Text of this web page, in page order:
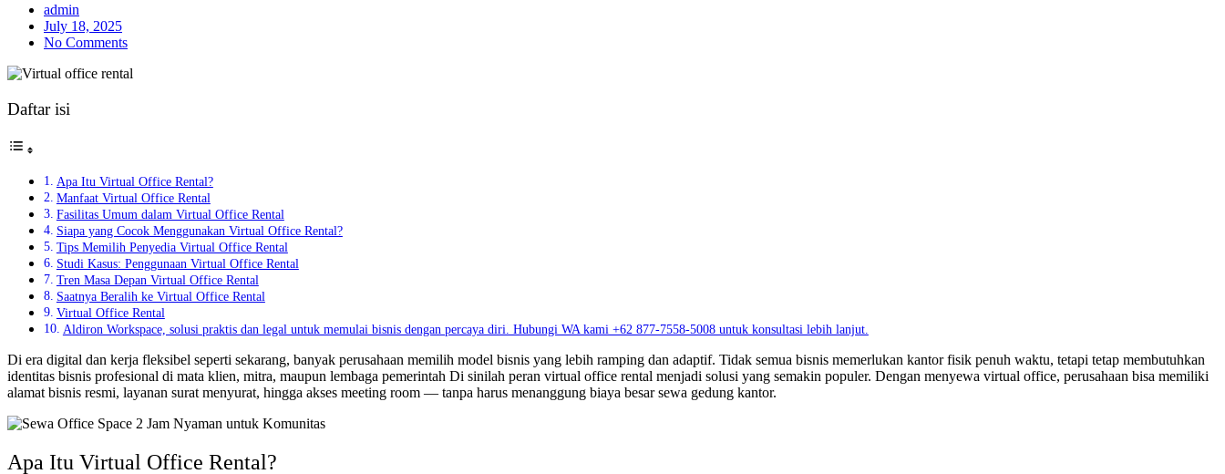
admin
July 18, 2025
No Comments
Daftar isi
Apa Itu Virtual Office Rental?
Manfaat Virtual Office Rental
Fasilitas Umum dalam Virtual Office Rental
Siapa yang Cocok Menggunakan Virtual Office Rental?
Tips Memilih Penyedia Virtual Office Rental
Studi Kasus: Penggunaan Virtual Office Rental
Tren Masa Depan Virtual Office Rental
Saatnya Beralih ke Virtual Office Rental
Virtual Office Rental
Aldiron Workspace, solusi praktis dan legal untuk memulai bisnis dengan percaya diri. Hubungi WA kami +62 877-7558-5008 untuk konsultasi lebih lanjut.
Di era digital dan kerja fleksibel seperti sekarang, banyak perusahaan memilih model bisnis yang lebih ramping dan adaptif. Tidak semua bisnis memerlukan kantor fisik penuh waktu, tetapi tetap membutuhkan
identitas bisnis profesional di mata klien, mitra, maupun lembaga pemerintah Di sinilah peran virtual office rental menjadi solusi yang semakin populer. Dengan menyewa virtual office, perusahaan bisa memiliki
alamat bisnis resmi, layanan surat menyurat, hingga akses meeting room — tanpa harus menanggung biaya besar sewa gedung kantor.
Apa Itu Virtual Office Rental?